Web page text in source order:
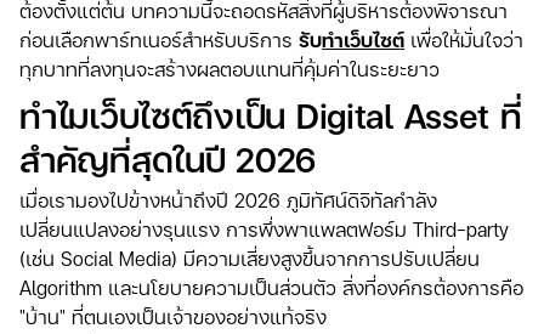
ต้องตั้งแต่ต้น บทความนี้จะถอดรหัสสิ่งที่ผู้บริหารต้องพิจารณา
ก่อนเลือกพาร์ทเนอร์สำหรับบริการ รับทำเว็บไซต์ เพื่อให้มั่นใจว่า
ทุกบาทที่ลงทุนจะสร้างผลตอบแทนที่คุ้มค่าในระยะยาว
ทำไมเว็บไซต์ถึงเป็น Digital Asset ที่
สำคัญที่สุดในปี 2026
เมื่อเรามองไปข้างหน้าถึงปี 2026 ภูมิทัศน์ดิจิทัลกำลัง
เปลี่ยนแปลงอย่างรุนแรง การพึ่งพาแพลตฟอร์ม Third-party
(เช่น Social Media) มีความเสี่ยงสูงขึ้นจากการปรับเปลี่ยน
Algorithm และนโยบายความเป็นส่วนตัว สิ่งที่องค์กรต้องการคือ
"บ้าน" ที่ตนเองเป็นเจ้าของอย่างแท้จริง